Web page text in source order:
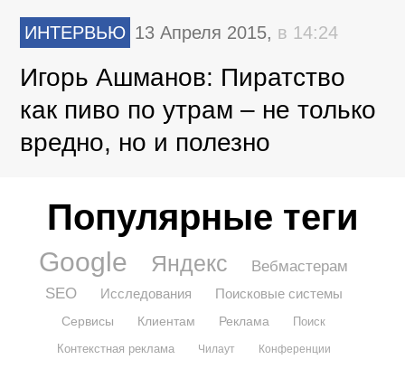
ИНТЕРВЬЮ 13 Апреля 2015, в 14:24
Игорь Ашманов: Пиратство
как пиво по утрам – не только
вредно, но и полезно
Популярные теги
Google Яндекс
Вебмастерам
SEO
Исследования Поисковые системы
Сервисы Клиентам Реклама
Поиск
Контекстная реклама
Чилаут Конференции